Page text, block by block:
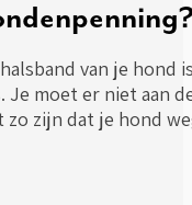
van je
moet er niet aan
zo zijn dat je hond